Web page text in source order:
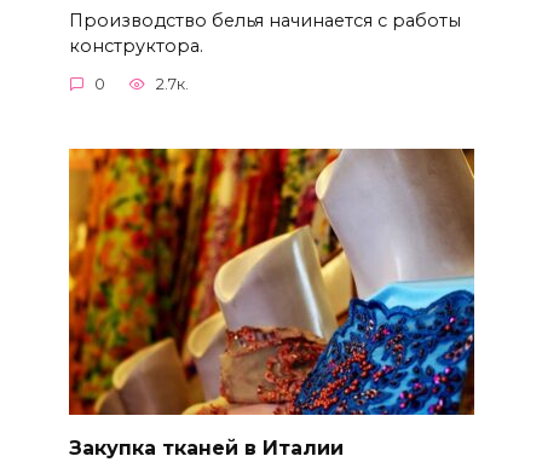
Производство белья начинается с работы
конструктора.
0 2.7к.
Закупка тканей в Италии